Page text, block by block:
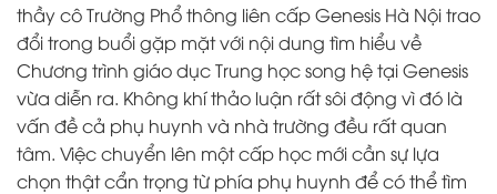
thầy cô Trường Phổ thông liên cấp Genesis Hà Nội trao
đổi trong buổi gặp mặt với nội dung tìm hiểu về
Chương trình giáo dục Trung học song hệ tại Genesis
vừa diễn ra. Không khí thảo luận rất sôi động vì đó là
vấn đề cả phụ huynh và nhà trường đều rất quan
tâm. Việc chuyển lên một cấp học mới cần sự lựa
chọn thật cẩn trọng từ phía phụ huynh để có thể tìm